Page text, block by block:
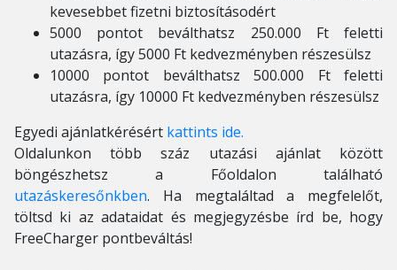
kevesebbet fizetni biztosításodért
5000 pontot beválthatsz 250.000 Ft feletti
utazásra, így 5000 Ft kedvezményben részesülsz
10000 pontot beválthatsz 500.000 Ft feletti
utazásra, így 10000 Ft kedvezményben részesülsz
Egyedi ajánlatkérésért kattints ide.
Oldalunkon több száz utazási ajánlat között
böngészhetsz a Főoldalon található
utazáskeresőnkben. Ha megtaláltad a megfelelőt,
töltsd ki az adataidat és megjegyzésbe írd be, hogy
FreeCharger pontbeváltás!